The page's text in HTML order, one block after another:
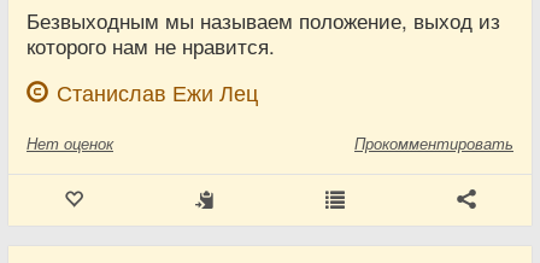
Безвыходным мы называем положение, выход из
которого нам не нравится.
Станислав Ежи Лец
Нет оценок Прокомментировать